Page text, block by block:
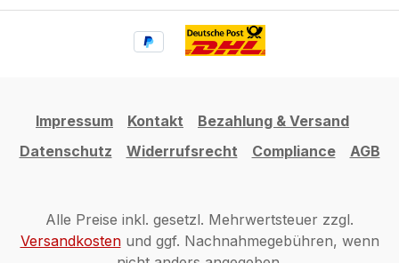
Impressum Kontakt
Bezahlung & Versand
Datenschutz
Widerrufsrecht Compliance AGB
Alle Preise inkl. gesetzl. Mehrwertsteuer zzgl.
Versandkostenund ggf. Nachnahmegebühren, wenn